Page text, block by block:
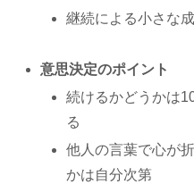
継続による小さな
意思決定のポイント
続けるかどうかは
る
他人の言葉で心が
かは自分次第